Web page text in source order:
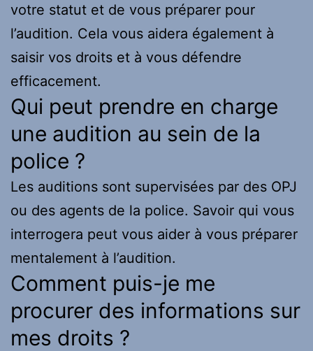
votre statut et de vous préparer pour
l’audition. Cela vous aidera également à
saisir vos droits et à vous défendre
efficacement.
Qui peut prendre en charge
une audition au sein de la
police ?
Les auditions sont supervisées par des OPJ
ou des agents de la police. Savoir qui vous
interrogera peut vous aider à vous préparer
mentalement à l’audition.
Comment puis-je me
procurer des informations sur
mes droits ?